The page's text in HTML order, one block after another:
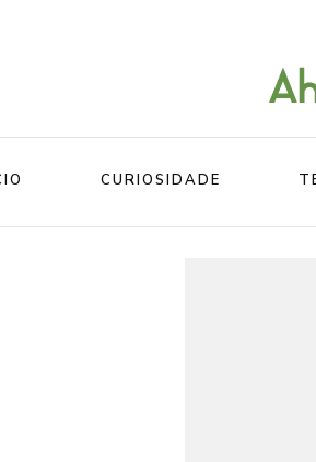
O melhor da
CURIOSIDADE